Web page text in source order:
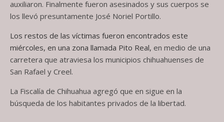
auxiliaron. Finalmente fueron asesinados y sus cuerpos se
los llevó presuntamente José Noriel Portillo.
Los restos de las víctimas fueron encontrados este
miércoles, en una zona llamada Pito Real, en medio de una
carretera que atraviesa los municipios chihuahuenses de
San Rafael y Creel.
La Fiscalía de Chihuahua agregó que en sigue en la
búsqueda de los habitantes privados de la libertad.